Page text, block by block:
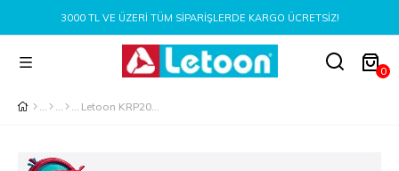
3000 TL VE ÜZERI TÜM SIPARIŞLERDE KARGO ÜCRETSIZ!
0
Letoon KRP20 Erkek Haki Krampon Ayakkabı